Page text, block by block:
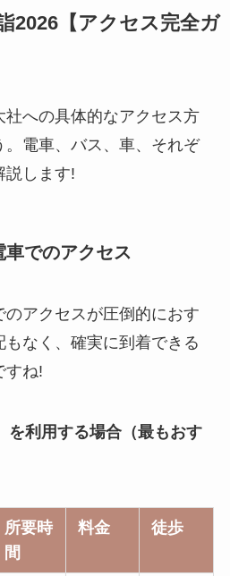
2026【アクセス完全ガ
社への具体的なアクセス方
電車、バス、車、それぞ
説します!
車でのアクセス
アクセスが圧倒的におす
なく、確実に到着できる
すね!
を利用する場合（最もおす
所要時
間
料金 徒歩